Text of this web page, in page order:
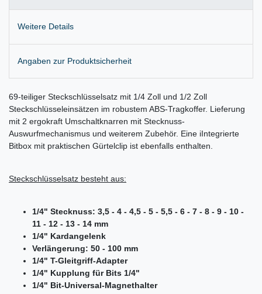
Weitere Details
Angaben zur Produktsicherheit
69-teiliger Steckschlüsselsatz mit 1/4 Zoll und 1/2 Zoll
Steckschlüsseleinsätzen im robustem ABS-Tragkoffer. Lieferung
mit 2 ergokraft Umschaltknarren mit Stecknuss-
Auswurfmechanismus und weiterem Zubehör. Eine iIntegrierte
Bitbox mit praktischen Gürtelclip ist ebenfalls enthalten.
Steckschlüsselsatz besteht aus:
1/4" Stecknuss: 3,5 - 4 - 4,5 - 5 - 5,5 - 6 - 7 - 8 - 9 - 10 -
11 - 12 - 13 - 14 mm
1/4" Kardangelenk
Verlängerung: 50 - 100 mm
1/4" T-Gleitgriff-Adapter
1/4" Kupplung für Bits 1/4"
1/4" Bit-Universal-Magnethalter